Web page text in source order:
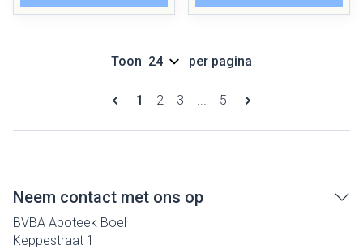
Pagina's
U lees momenteel pagina
1 Pagina
2 Pagina
3 ... Pagina
5
Toon per pagina
Neem contact met ons op
BVBA Apoteek Boel
Keppestraat 1